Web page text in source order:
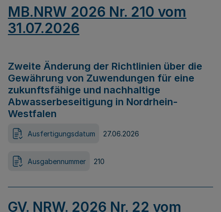
MB.NRW 2026 Nr. 210 vom
31.07.2026
Zweite Änderung der Richtlinien über die
Gewährung von Zuwendungen für eine
zukunftsfähige und nachhaltige
Abwasserbeseitigung in Nordrhein-
Westfalen
Ausfertigungsdatum 27.06.2026
Ausgabennummer 210
GV. NRW. 2026 Nr. 22 vom